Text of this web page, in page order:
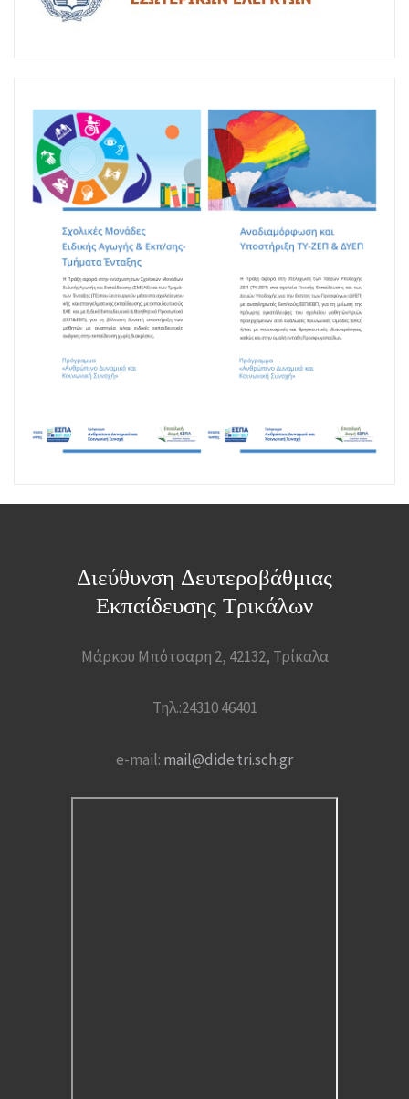
Διεύθυνση Δευτεροβάθμιας
Εκπαίδευσης Τρικάλων
Μάρκου Μπότσαρη 2, 42132, Τρίκαλα
Τηλ.:24310 46401
e-mail: mail@dide.tri.sch.gr